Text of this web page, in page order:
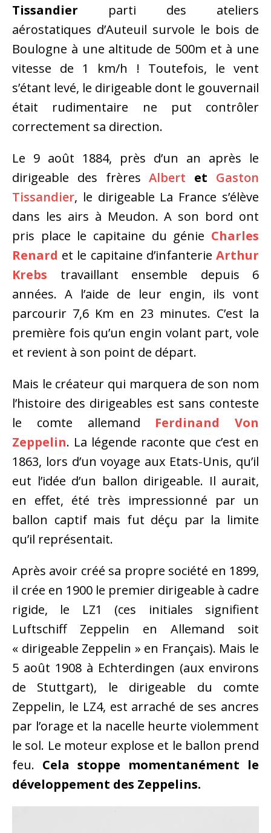
Tissandier parti des ateliers
aérostatiques d’Auteuil survole le bois de
Boulogne à une altitude de 500m et à une
vitesse de 1 km/h ! Toutefois, le vent
s’étant levé, le dirigeable dont le gouvernail
était rudimentaire ne put contrôler
correctement sa direction.
Le 9 août 1884, près d’un an après le
dirigeable des frèresAlbert et Gaston
Tissandier, le dirigeable La France s’élève
dans les airs à Meudon. A son bord ont
pris place le capitaine du génie Charles
Renard et le capitaine d’infanterie Arthur
Krebs travaillant ensemble depuis 6
années. A l’aide de leur engin, ils vont
parcourir 7,6 Km en 23 minutes. C’est la
première fois qu’un engin volant part, vole
et revient à son point de départ.
Mais le créateur qui marquera de son nom
l’histoire des dirigeables est sans conteste
le comte allemand Ferdinand Von
Zeppelin. La légende raconte que c’est en
1863, lors d’un voyage aux Etats-Unis, qu’il
eut l’idée d’un ballon dirigeable. Il aurait,
en effet, été très impressionné par un
ballon captif mais fut déçu par la limite
qu’il représentait.
Après avoir créé sa propre société en 1899,
il crée en 1900 le premier dirigeable à cadre
rigide, le LZ1 (ces initiales signifient
Luftschiff Zeppelin en Allemand soit
« dirigeable Zeppelin » en Français). Mais le
5 août 1908 à Echterdingen (aux environs
de Stuttgart), le dirigeable du comte
Zeppelin, le LZ4, est arraché de ses ancres
par l’orage et la nacelle heurte violemment
le sol. Le moteur explose et le ballon prend
feu. Cela stoppe momentanément le
développement des Zeppelins.